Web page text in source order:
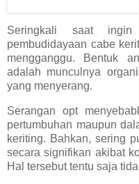
Seringkali saat ingin
pembudidayaan cabe
mengganggu. Bentuk
adalah munculnya
yang menyerang.
Serangan opt
pertumbuhan maupun
keriting. Bahkan, sering
secara signifikan akibat
Hal tersebut tentu saja